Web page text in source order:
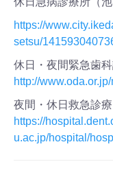
https://
setsu/
休日・夜間緊急歯
http://
夜間・休日救急診
https://
u.ac.jp/hospital/